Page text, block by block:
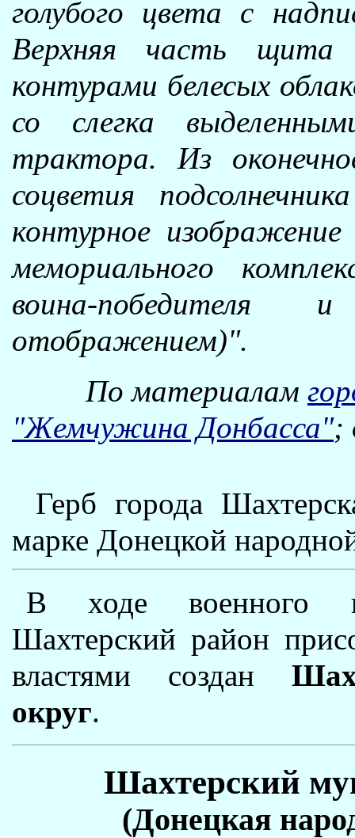
голубого цвета с
Верхняя часть щита
контурами белесых
со слегка
трактора. Из
соцветия
контурное
мемориального
воина-
отображением)".
По материалам
"Жемчужина Донбасса";
Герб города
марке Донецкой
В ходе военного
Шахтерский район
властями создан
округ.
Шахтерский
(Донецкая